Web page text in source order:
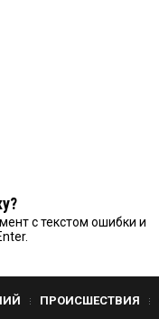
с текстом ошибки и
ПРОИСШЕСТВИЯ